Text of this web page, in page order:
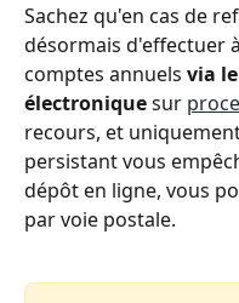
Sachez qu'en cas de
désormais d'effectuer
comptes annuels via
électronique sur
recours, et
persistant vous
dépôt en ligne, vous
par voie postale.